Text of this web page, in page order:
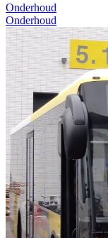
Onderhoud
Onderhoud